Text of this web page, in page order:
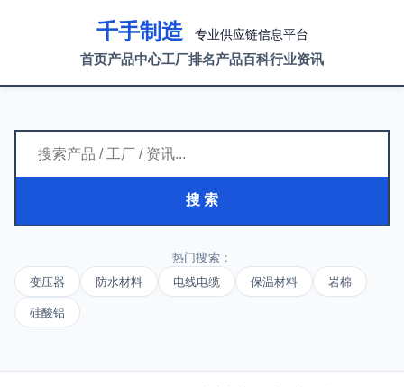
千手制造 专业供应链信息平台
首页产品中心工厂排名产品百科行业资讯
搜 索
热门搜索：
变压器
防水材料 电线电缆 保温材料 岩棉
硅酸铝